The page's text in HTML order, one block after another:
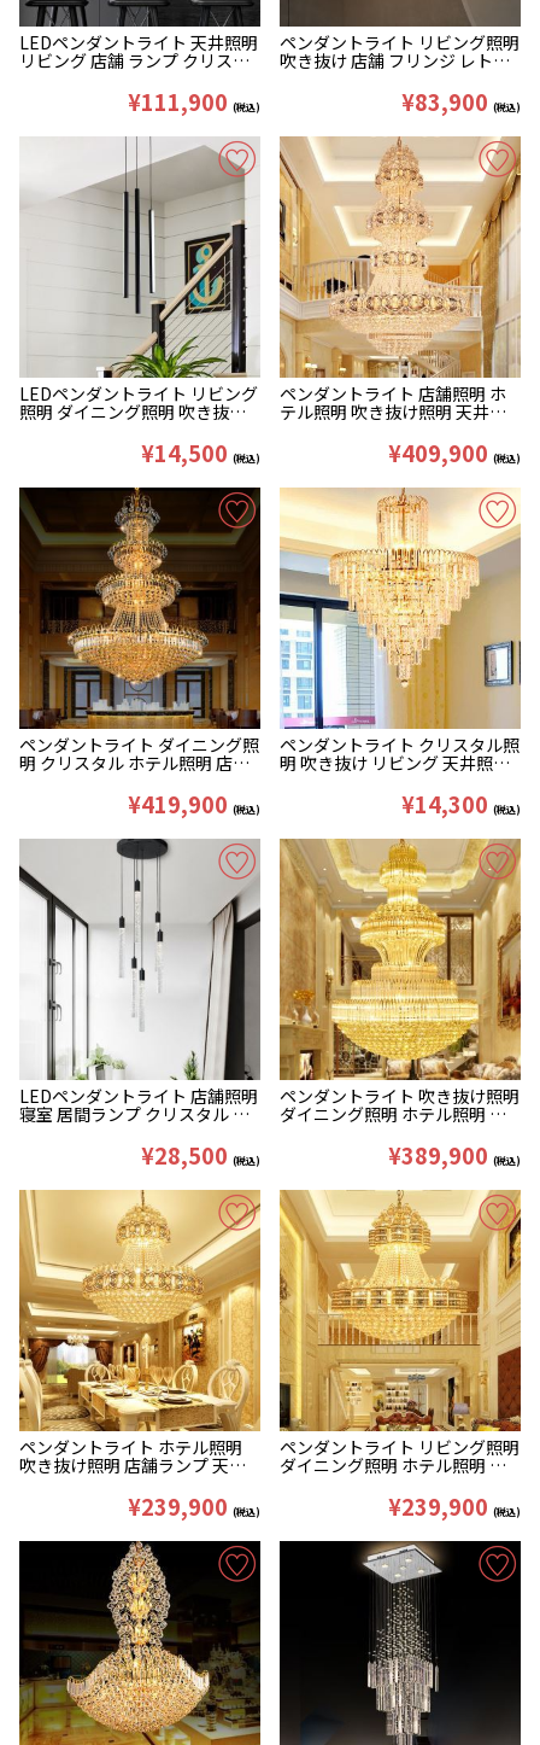
LEDペンダントライト 天井照明
リビング 店舗 ランプ クリスタ
¥111,900 (税込)
ペンダントライト リビング照明
吹き抜け 店舗 フリンジ レトロ
¥83,900 (税込)
LEDペンダントライト リビング
照明 ダイニング照明 吹き抜け
¥14,500 (税込)
ペンダントライト 店舗照明 ホ
テル照明 吹き抜け照明 天井照
D120/150/180/200cm
¥409,900 (税込)
ペンダントライト ダイニング照
明 クリスタル ホテル照明 店舗
D120/150/180/200/250cm
¥419,900 (税込)
ペンダントライト クリスタル照
明 吹き抜け リビング 天井照明
¥14,300 (税込)
LEDペンダントライト 店舗照明
寝室 居間ランプ クリスタル 豪
¥28,500 (税込)
ペンダントライト 吹き抜け照明
ダイニング照明 ホテル照明 豪
D120/150/180/200/250cm
¥389,900 (税込)
ペンダントライト ホテル照明
吹き抜け照明 店舗ランプ 天井
金色 D100/120/150cm
¥239,900 (税込)
ペンダントライト リビング照明
ダイニング照明 ホテル照明 吹
金色 D100/120/150cm
¥239,900 (税込)